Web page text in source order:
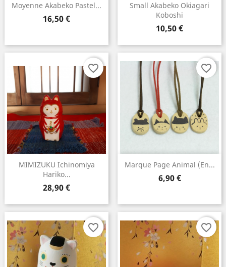
Moyenne Akabeko Pastel...
Prix
16,50 €
Small Akabeko Okiagari
Koboshi
Prix
10,50 €
MIMIZUKU Ichinomiya
Hariko...
Prix
28,90 €
favorite_border
Marque Page Animal (en...
Prix
6,90 €
favorite_border
favorite_border favorite_border